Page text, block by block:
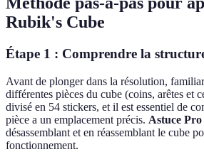
Rubik's Cube
Étape 1 : Comprendre la
Avant de plonger dans la résolution,
différentes pièces du cube (coins, arêtes et
divisé en 54 stickers, et il est essentiel de
pièce a un emplacement précis. Astuce Pro
désassemblant et en réassemblant le cube
fonctionnement.